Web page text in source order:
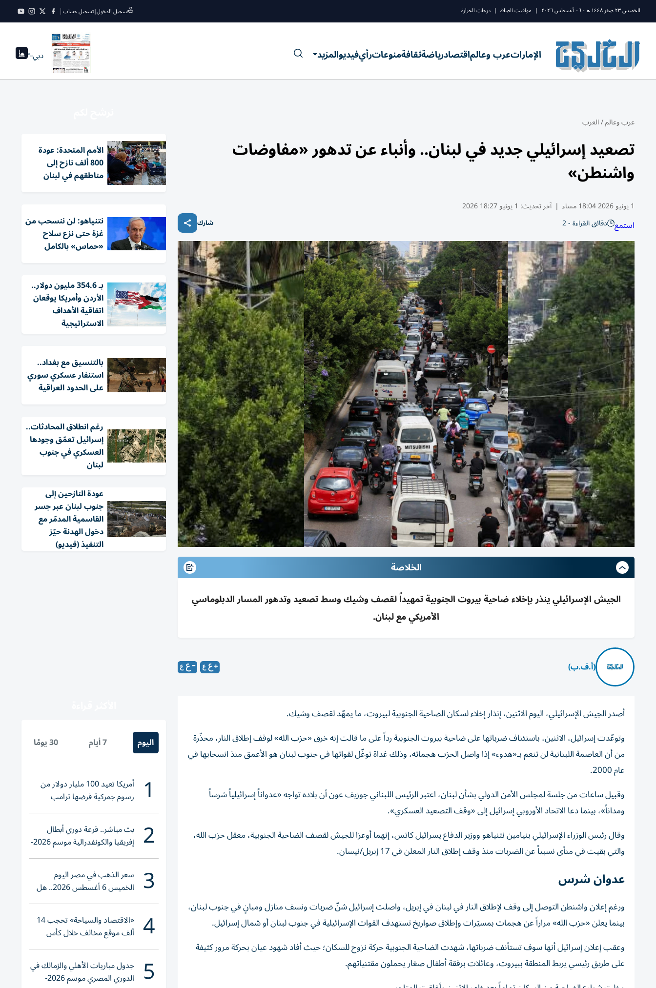
الخميس ٢٣ صفر ١٤٤٨ ه - ٠٦ أغسطس ٢٠٢٦ | مواقيت الصلاة | درجات الحرارة تسجيل الدخول|تسجيل حساب
الإماراتعرب وعالماقتصادرياضةثقافةمنوعاترأيفيديوالمزيد دبي--°
عرب وعالم/العرب
تصعيد إسرائيلي جديد في لبنان.. وأنباء عن تدهور «مفاوضات
واشنطن»
1 يونيو 2026 18:04 مساء | آخر تحديث: 1 يونيو 18:27 2026
استمع دقائق القراءة - 2 شارك
الخلاصة
الجيش الإسرائيلي ينذر بإخلاء ضاحية بيروت الجنوبية تمهيداً لقصف وشيك وسط تصعيد وتدهور المسار الدبلوماسي
الأمريكي مع لبنان.
(أ.ف.ب)
أصدر الجيش الإسرائيلي، اليوم الاثنين، إنذار إخلاء لسكان الضاحية الجنوبية لبيروت، ما يمهّد لقصف وشيك.
وتوعّدت إسرائيل، الاثنين، باستئناف ضرباتها على ضاحية بيروت الجنوبية رداً على ما قالت إنه خرق «حزب الله» لوقف إطلاق النار، محذّرة
من أن العاصمة اللبنانية لن تنعم بـ«هدوء» إذا واصل الحزب هجماته، وذلك غداة توغّل لقواتها في جنوب لبنان هو الأعمق منذ انسحابها في
عام 2000.
وقبيل ساعات من جلسة لمجلس الأمن الدولي بشأن لبنان، اعتبر الرئيس اللبناني جوزيف عون أن بلاده تواجه «عدواناً إسرائيلياً شرساً
ومداناً»، بينما دعا الاتحاد الأوروبي إسرائيل إلى «وقف التصعيد العسكري».
وقال رئيس الوزراء الإسرائيلي بنيامين نتنياهو ووزير الدفاع يسرائيل كاتس، إنهما أوعزا للجيش لقصف الضاحية الجنوبية، معقل حزب الله،
والتي بقيت في منأى نسبياً عن الضربات منذ وقف إطلاق النار المعلن في 17 إبريل/نيسان.
عدوان شرس
ورغم إعلان واشنطن التوصل إلى وقف لإطلاق النار في لبنان في إبريل، واصلت إسرائيل شنّ ضربات ونسف منازل ومبانٍ في جنوب لبنان،
بينما يعلن «حزب الله» مراراً عن هجمات بمسيّرات وإطلاق صواريخ تستهدف القوات الإسرائيلية في جنوب لبنان أو شمال إسرائيل.
وعقب إعلان إسرائيل أنها سوف تستأنف ضرباتها، شهدت الضاحية الجنوبية حركة نزوح للسكان؛ حيث أفاد شهود عيان بحركة مرور كثيفة
على طريق رئيسي يربط المنطقة ببيروت، وعائلات برفقة أطفال صغار يحملون مقتنياتهم.
الأمم المتحدة: عودة
800 ألف نازح إلى
مناطقهم في لبنان
نتنياهو: لن ننسحب من
غزة حتى نزع سلاح
«حماس» بالكامل
بـ 354.6 مليون دولار..
الأردن وأمريكا يوقعان
اتفاقية الأهداف
الاستراتيجية
بالتنسيق مع بغداد..
استنفار عسكري سوري
على الحدود العراقية
رغم انطلاق المحادثات..
إسرائيل تعمّق وجودها
العسكري في جنوب
لبنان
عودة النازحين إلى
جنوب لبنان عبر جسر
القاسمية المدمّر مع
دخول الهدنة حيّز
التنفيذ (فيديو)
اليوم 7 أيام 30 يومًا
1 أمريكا تعيد 100 مليار دولار من
رسوم جمركية فرضها ترامب
2 بث مباشر.. قرعة دوري أبطال
إفريقيا والكونفدرالية موسم 2026-
2027
3 سعر الذهب في مصر اليوم
الخميس 6 أغسطس 2026.. هل
تنوي الشراء؟
4 «الاقتصاد والسياحة» تحجب 14
ألف موقع مخالف خلال كأس
العالم 2026
5 جدول مباريات الأهلي والزمالك في
الدوري المصري موسم 2026-